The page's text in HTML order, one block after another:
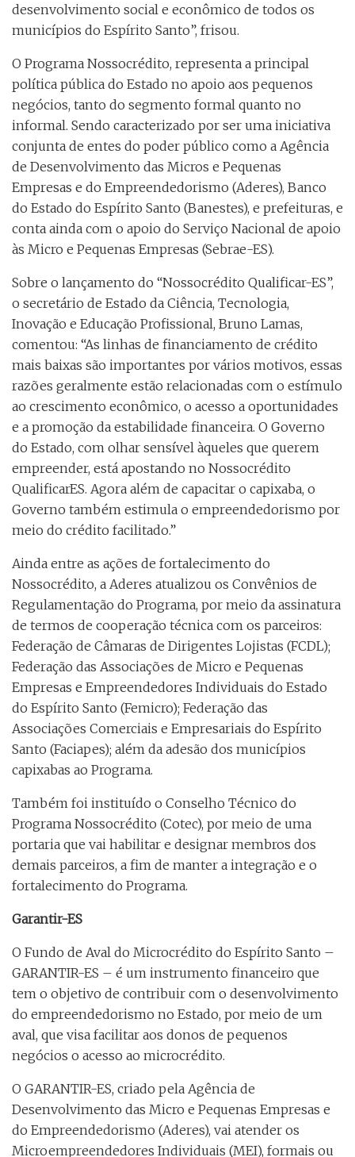
desenvolvimento social e econômico de todos os
municípios do Espírito Santo”, frisou.
O Programa Nossocrédito, representa a principal
política pública do Estado no apoio aos pequenos
negócios, tanto do segmento formal quanto no
informal. Sendo caracterizado por ser uma iniciativa
conjunta de entes do poder público como a Agência
de Desenvolvimento das Micros e Pequenas
Empresas e do Empreendedorismo (Aderes), Banco
do Estado do Espírito Santo (Banestes), e prefeituras, e
conta ainda com o apoio do Serviço Nacional de apoio
às Micro e Pequenas Empresas (Sebrae-ES).
Sobre o lançamento do “Nossocrédito Qualificar-ES”,
o secretário de Estado da Ciência, Tecnologia,
Inovação e Educação Profissional, Bruno Lamas,
comentou: “As linhas de financiamento de crédito
mais baixas são importantes por vários motivos, essas
razões geralmente estão relacionadas com o estímulo
ao crescimento econômico, o acesso a oportunidades
e a promoção da estabilidade financeira. O Governo
do Estado, com olhar sensível àqueles que querem
empreender, está apostando no Nossocrédito
QualificarES. Agora além de capacitar o capixaba, o
Governo também estimula o empreendedorismo por
meio do crédito facilitado.”
Ainda entre as ações de fortalecimento do
Nossocrédito, a Aderes atualizou os Convênios de
Regulamentação do Programa, por meio da assinatura
de termos de cooperação técnica com os parceiros:
Federação de Câmaras de Dirigentes Lojistas (FCDL);
Federação das Associações de Micro e Pequenas
Empresas e Empreendedores Individuais do Estado
do Espírito Santo (Femicro); Federação das
Associações Comerciais e Empresariais do Espírito
Santo (Faciapes); além da adesão dos municípios
capixabas ao Programa.
Também foi instituído o Conselho Técnico do
Programa Nossocrédito (Cotec), por meio de uma
portaria que vai habilitar e designar membros dos
demais parceiros, a fim de manter a integração e o
fortalecimento do Programa.
Garantir-ES
O Fundo de Aval do Microcrédito do Espírito Santo –
GARANTIR-ES – é um instrumento financeiro que
tem o objetivo de contribuir com o desenvolvimento
do empreendedorismo no Estado, por meio de um
aval, que visa facilitar aos donos de pequenos
negócios o acesso ao microcrédito.
O GARANTIR-ES, criado pela Agência de
Desenvolvimento das Micro e Pequenas Empresas e
do Empreendedorismo (Aderes), vai atender os
Microempreendedores Individuais (MEI), formais ou